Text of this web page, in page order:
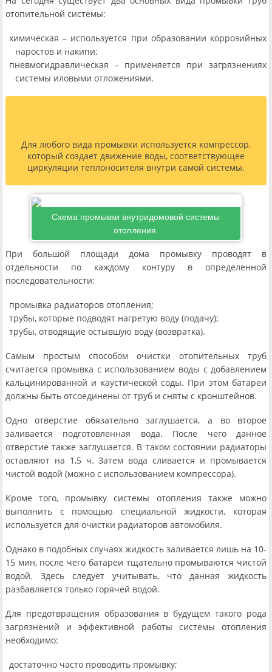
отопительной системы:
химическая – используется при образовании коррозийных
наростов и накипи;
пневмогидравлическая – применяется при загрязнениях
системы иловыми отложениями.
Для любого вида промывки используется компрессор,
который создает движение воды, соответствующее
циркуляции теплоносителя внутри самой системы.
Схема промывки внутридомовой системы
отопления.
При большой площади дома промывку проводят в
отдельности по каждому контуру в определенной
последовательности:
промывка радиаторов отопления;
трубы, которые подводят нагретую воду (подачу);
трубы, отводящие остывшую воду (возвратка).
Самым простым способом очистки отопительных труб
считается промывка с использованием воды с добавлением
кальцинированной и каустической соды. При этом батареи
должны быть отсоединены от труб и сняты с кронштейнов.
Одно отверстие обязательно заглушается, а во второе
заливается подготовленная вода. После чего данное
отверстие также заглушается. В таком состоянии радиаторы
оставляют на 1,5 ч. Затем вода сливается и промывается
чистой водой (можно с использованием компрессора).
Кроме того, промывку системы отопления также можно
выполнить с помощью специальной жидкости, которая
используется для очистки радиаторов автомобиля.
Однако в подобных случаях жидкость заливается лишь на 10-
15 мин, после чего батареи тщательно промываются чистой
водой. Здесь следует учитывать, что данная жидкость
разбавляется только горячей водой.
Для предотвращения образования в будущем такого рода
загрязнений и эффективной работы системы отопления
необходимо:
достаточно часто проводить промывку;